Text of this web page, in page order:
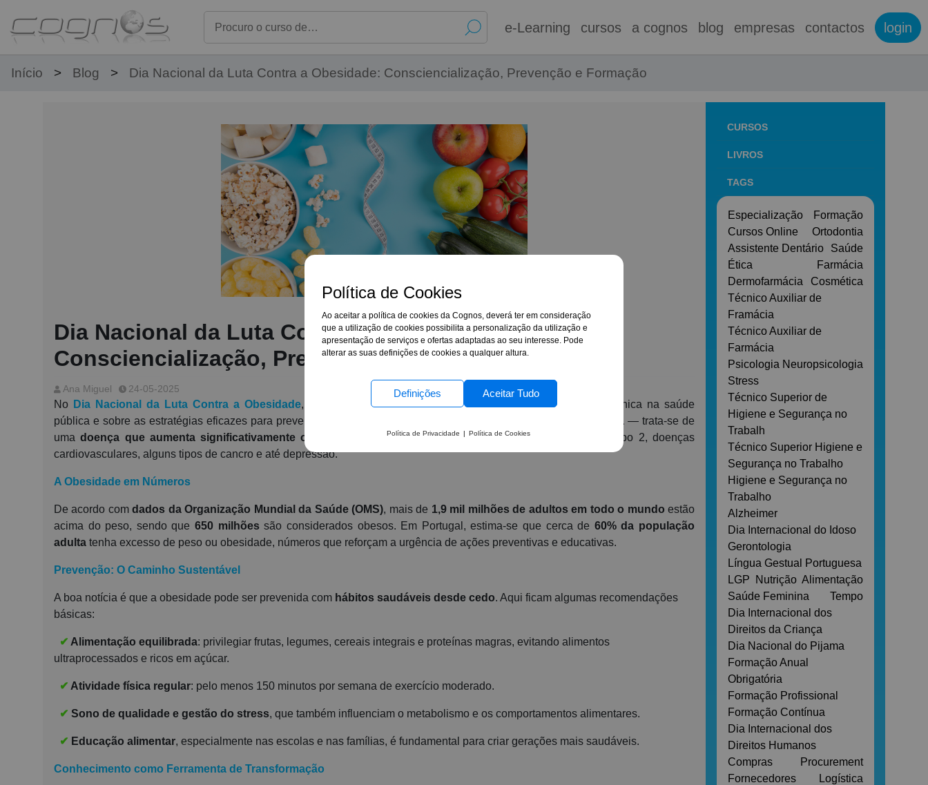
Política de Cookies
Ao aceitar a política de cookies da Cognos, deverá ter em consideração
que a utilização de cookies possibilita a personalização da utilização e
apresentação de serviços e ofertas adaptadas ao seu interesse. Pode
alterar as suas definições de cookies a qualquer altura.
Definições Aceitar Tudo
Política de Privacidade | Política de Cookies
e-Learning cursos a cognos blog empresas contactos login
Início Blog Dia Nacional da Luta Contra a Obesidade: Consciencialização, Prevenção e Formação
CURSOS
LIVROS
TAGS
Especialização
Formação
Cursos Online
Ortodontia
Assistente Dentário
Saúde
Ética
Farmácia
Dermofarmácia
Cosmética
Técnico Auxiliar de
Framácia
Técnico Auxiliar de
Farmácia
Psicologia Neuropsicologia
Stress
Técnico Superior de
Higiene e Segurança no
Trabalh
Técnico Superior Higiene e
Segurança no Trabalho
Higiene e Segurança no
Trabalho
Alzheimer
Dia Internacional do Idoso
Gerontologia
Língua Gestual Portuguesa
LGP
Nutrição Alimentação
Saúde Feminina
Tempo
Dia Internacional dos
Direitos da Criança
Dia Nacional do Pijama
Formação Anual
Obrigatória
Formação Profissional
Formação Contínua
Dia Internacional dos
Direitos Humanos
Compras
Procurement
Fornecedores
Logística
Dia Nacional da Luta Contra a Obesidade:
Consciencialização, Prevenção e Formação
Ana Miguel 24-05-2025
No Dia Nacional da Luta Contra a Obesidade, é essencial refletirmos sobre os impactos desta condição crónica na saúde
pública e sobre as estratégias eficazes para preveni-la. A
obesidade é muito mais do que uma questão estética — trata-se de
umadoença que aumenta significativamente o risco de desenvolver problemas graves, como diabetes tipo 2, doenças
cardiovasculares, alguns tipos de cancro e até depressão.
A Obesidade em Números
De acordo comdados da Organização Mundial da Saúde (OMS), mais de 1,9 mil milhões de adultos em todo o mundo estão
acima do peso, sendo que650 milhõessão considerados obesos. Em Portugal, estima-se que cerca de 60% da população
adulta tenha excesso de peso ou obesidade, números que reforçam a urgência de ações preventivas e educativas.
Prevenção: O Caminho Sustentável
A boa notícia é que a obesidade pode ser prevenida com hábitos saudáveis desde cedo. Aqui ficam algumas recomendações
básicas:
✔ Alimentação equilibrada: privilegiar frutas, legumes, cereais integrais e proteínas magras, evitando alimentos
ultraprocessados e ricos em açúcar.
✔ Atividade física regular: pelo menos 150 minutos por semana de exercício moderado.
✔ Sono de qualidade e gestão do stress, que também influenciam o metabolismo e os comportamentos alimentares.
✔ Educação alimentar, especialmente nas escolas e nas famílias, é fundamental para criar gerações mais saudáveis.
Conhecimento como Ferramenta de Transformação